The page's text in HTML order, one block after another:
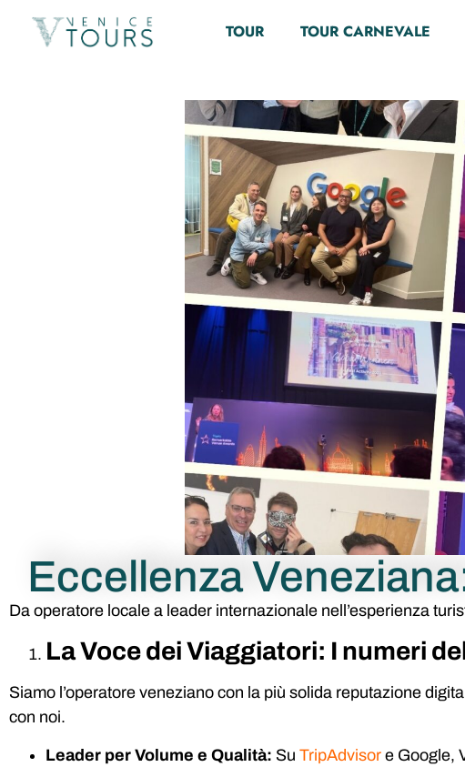
TOUR TOUR CARNEVALE
Dicono di noi
Eccellenza
Da operatore locale a leader internazionale nell’esperienza
La Voce dei Viaggiatori: I numeri
Siamo l’operatore veneziano con la più solida reputazione
con noi.
Leader per Volume e Qualità: Su TripAdvisor e Google,